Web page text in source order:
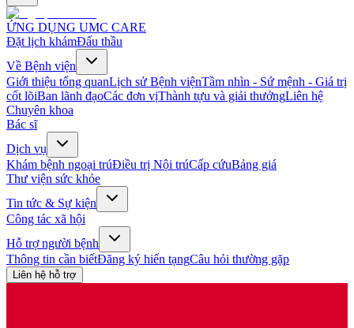
ỨNG DỤNG UMC CARE
Đặt lịch khámĐấu thầu
Về Bệnh viện
Giới thiệu tổng quanLịch sử Bệnh việnTầm nhìn - Sứ mệnh - Giá trị
cốt lõiBan lãnh đạoCác đơn vịThành tựu và giải thưởngLiên hệ
Chuyên khoa
Bác sĩ
Dịch vụ
Khám bệnh ngoại trúĐiều trị Nội trúCấp cứuBảng giá
Thư viện sức khỏe
Tin tức & Sự kiện
Công tác xã hội
Hỗ trợ người bệnh
Thông tin cần biếtĐăng ký hiến tạngCâu hỏi thường gặp
Liên hệ hỗ trợ